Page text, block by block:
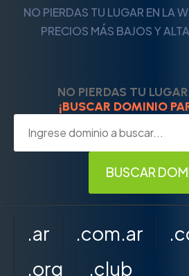
NO PIERDAS TU LUGAR EN LA
PRECIOS MÁS BAJOS Y
NO PIERDAS TU
¡BUSCAR DOMINIO
.ar .com.ar
.org
.club